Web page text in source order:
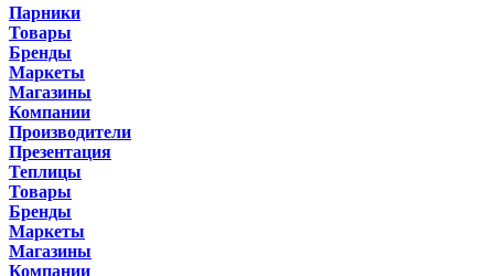
Парники
Товары
Бренды
Маркеты
Магазины
Компании
Производители
Презентация
Теплицы
Товары
Бренды
Маркеты
Магазины
Компании